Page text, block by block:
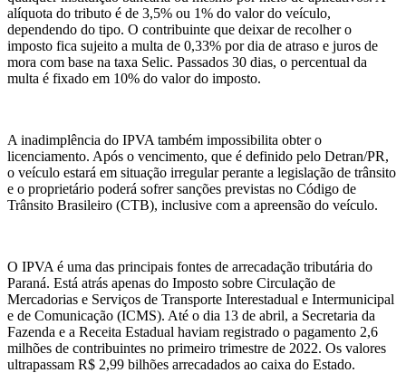
alíquota do tributo é de 3,5% ou 1% do valor do veículo,
dependendo do tipo. O contribuinte que deixar de recolher o
imposto fica sujeito a multa de 0,33% por dia de atraso e juros de
mora com base na taxa Selic. Passados 30 dias, o percentual da
multa é fixado em 10% do valor do imposto.
A inadimplência do IPVA também impossibilita obter o
licenciamento. Após o vencimento, que é definido pelo Detran/PR,
o veículo estará em situação irregular perante a legislação de trânsito
e o proprietário poderá sofrer sanções previstas no Código de
Trânsito Brasileiro (CTB), inclusive com a apreensão do veículo.
O IPVA é uma das principais fontes de arrecadação tributária do
Paraná. Está atrás apenas do Imposto sobre Circulação de
Mercadorias e Serviços de Transporte Interestadual e Intermunicipal
e de Comunicação (ICMS). Até o dia 13 de abril, a Secretaria da
Fazenda e a Receita Estadual haviam registrado o pagamento 2,6
milhões de contribuintes no primeiro trimestre de 2022. Os valores
ultrapassam R$ 2,99 bilhões arrecadados ao caixa do Estado.